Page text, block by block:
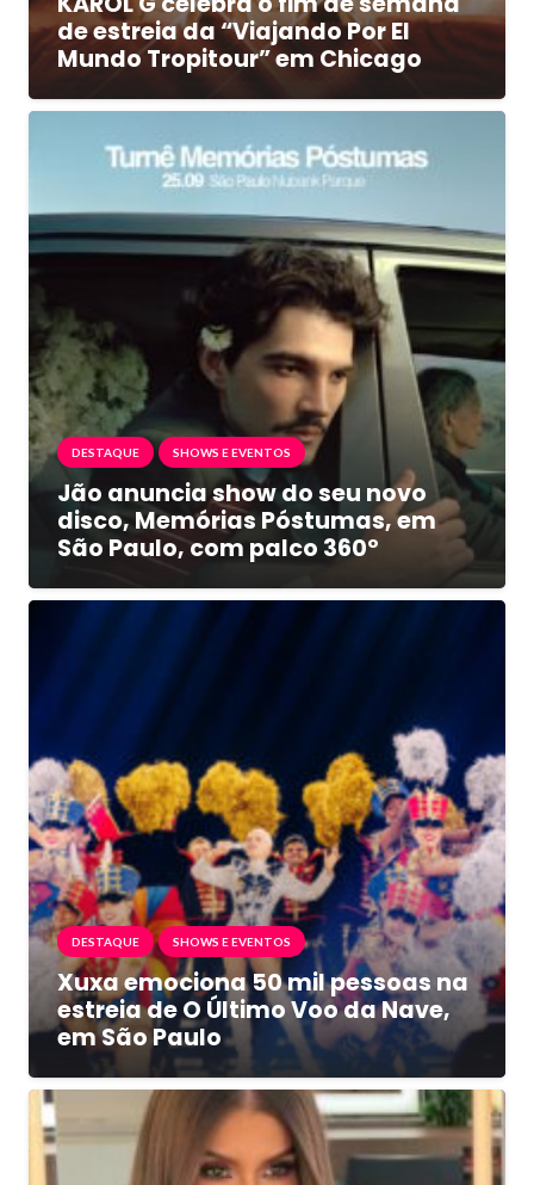
de estreia da “Viajando Por El
Mundo Tropitour” em Chicago
DESTAQUE SHOWS E EVENTOS
Jão anuncia show do seu novo
disco, Memórias Póstumas, em
São Paulo, com palco 360º
DESTAQUE SHOWS E EVENTOS
Xuxa emociona 50 mil pessoas na
estreia de O Último Voo da Nave,
em São Paulo